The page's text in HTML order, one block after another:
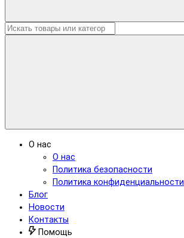
О нас
О нас
Политика безопасности
Политика конфиденциальности
Блог
Новости
Контакты
Помощь